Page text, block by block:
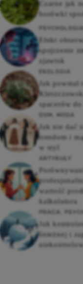
Czarne jak
borówki
PSYCHOLOGIA
Efekt
spojrzenie
zjawisk
EKOLOGIA
Jak powstał
spacerów
DOM MODA
Jak nie dać
trendom i
w styl
ARTYKUŁY
wartość
kalkulatora
PRACA
Jak
śnieżnej i